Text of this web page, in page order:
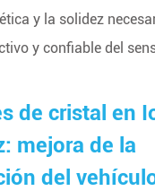
y la solidez
y confiable del
de cristal en
mejora de la
del